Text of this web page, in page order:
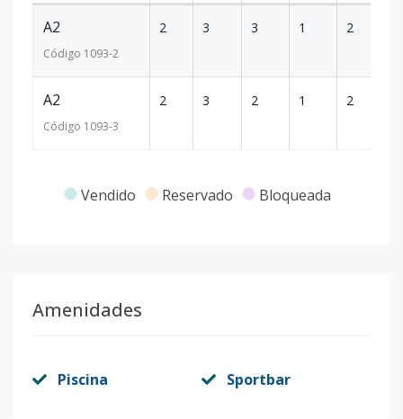
A2
Código 1093-2
2 3 3 1 2
A2
Código 1093-3
2 3 2 1 2
Vendido Reservado Bloqueada
Amenidades
Piscina Sportbar